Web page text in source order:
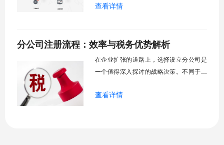
个全新的独立公司，分公司的设立流程有
誉，同时在法律和税务层面又与母公司保
持着千丝万缕的联系。许多企业管理者在
查看详情
分公司注册流程：效率与税务优势解析
在企业扩张的道路上，选择设立分公司是
一个值得深入探讨的战略决策。不同于注
多复杂的法律程序，但其背后所蕴含的运
查看详情